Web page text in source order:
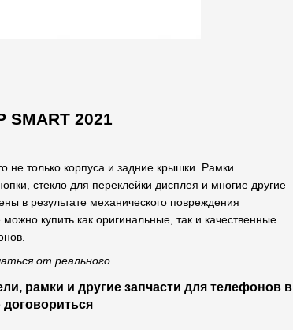
SMART 2021
не только корпуса и задние крышки. Рамки
стекло для переклейки дисплея и многие другие
в результате механического повреждения
купить как оригинальные, так и качественные
от реального
рамки и другие запчасти для телефонов в